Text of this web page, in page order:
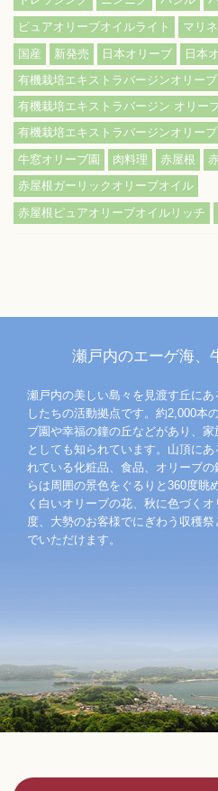
ピュアオリーブオイルライト
マリネ
国産
新発売 日本オリーブ
日本
有機栽培エキストラバージンオリー
有機栽培エキストラバージン オリー
有機栽培エキストラバージンオリー
牛窓オリーブ園
肉料理 赤屋根
赤屋根ガーリックオリーブオイル
赤屋根ピュアオリーブオイルリッチ
瀬戸内のエーゲ海、
瀬戸内の美しい島々を見渡す丘に
したちの活動拠点です。約2,000本
ブ園や幸福の鐘の丘などがあり、
としても知られています。山頂に
れている化粧品、食品、オリーブ
らは周囲の景色をぐるりと360度眺
く白いオリーブの花、秋に色づく
度、大勢のお客様でにぎわう収穫
でいただけます。